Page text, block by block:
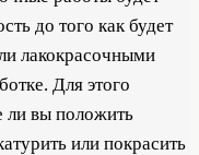
до того как будет
лакокрасочными
Для этого
ли вы положить
или покрасить